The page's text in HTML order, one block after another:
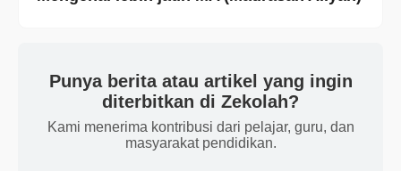
Punya berita atau artikel yang ingin
diterbitkan di Zekolah?
Kami menerima kontribusi dari pelajar, guru, dan
masyarakat pendidikan.